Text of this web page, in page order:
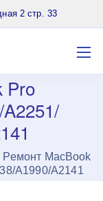
2 стр. 33
Pro
Ремонт MacBook
A1990/A2141